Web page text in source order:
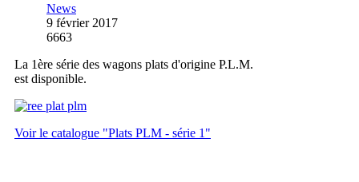
News
9 février 2017
6663
La 1ère série des wagons plats d'origine P.L.M.
est disponible.
Voir le catalogue "Plats PLM - série 1"